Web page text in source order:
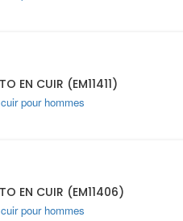
EN CUIR (EM11411)
pour hommes
EN CUIR (EM11406)
pour hommes